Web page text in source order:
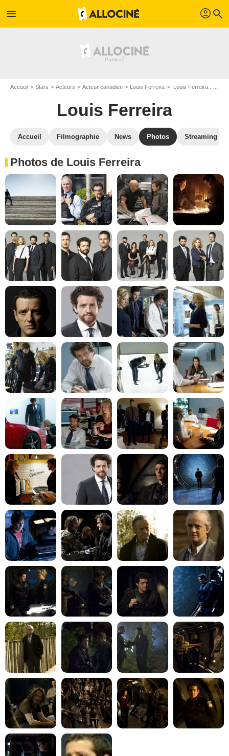
menu profil search
Accueil Stars Acteurs Acteur canadien Louis Ferreira Louis Ferreira : Photos de ses films et séries
Louis Ferreira
Accueil Filmographie News Photos Streaming
Photos de Louis Ferreira